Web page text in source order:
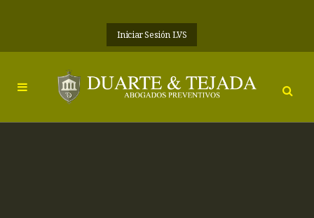
Iniciar Sesión LVS